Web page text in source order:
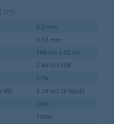
cm)
2.2 mm
0.55 mm
180 cm x 32 cm
S 4010-Y30R
27%
VE)
5.18 m2 (9 Stück)
24%
100%